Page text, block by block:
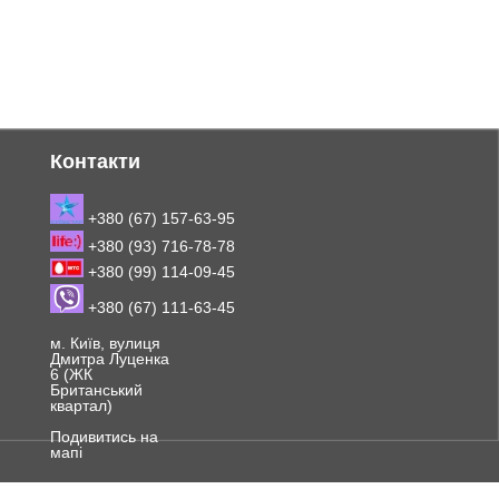
Контакти
+380 (67) 157-63-95
+380 (93) 716-78-78
+380 (99) 114-09-45
+380 (67) 111-63-45
м. Київ, вулиця
Дмитра Луценка
6 (ЖК
Британський
квартал)
Подивитись на
мапі